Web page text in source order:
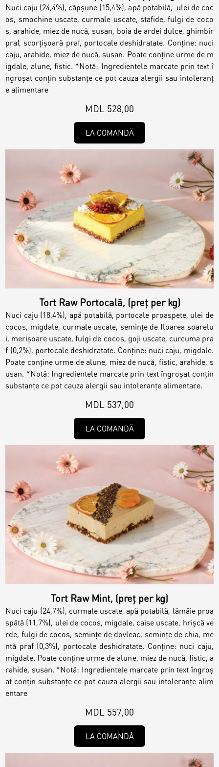
Nuci caju (24,4%), căpșune (15,4%), apă potabilă, ulei de coc
os, smochine uscate, curmale uscate, stafide, fulgi de coco
s, arahide, miez de nucă, susan, boia de ardei dulce, ghimbir
praf, scorțișoară praf, portocale deshidratate. Conține: nuci
caju, arahide, miez de nucă, susan. Poate conține urme de m
igdale, alune, fistic. *Notă: Ingredientele marcate prin text î
ngroșat conțin substanțe ce pot cauza alergii sau intoleranț
e alimentare
MDL 528,00
LA COMANDĂ
Tort Raw Portocală, (preț per kg)
Nuci caju (18,4%), apă potabilă, portocale proaspete, ulei de
cocos, migdale, curmale uscate, semințe de floarea soarelu
i, merişoare uscate, fulgi de cocos, goji uscate, curcuma pra
f (0,2%), portocale deshidratate. Conține: nuci caju, migdale.
Poate conține urme de alune, miez de nucă, fistic, arahide, s
usan. *Notă: Ingredientele marcate prin text îngroșat conțin
substanțe ce pot cauza alergii sau intoleranțe alimentare.
MDL 537,00
LA COMANDĂ
Tort Raw Mint, (preț per kg)
Nuci caju (24,7%), curmale uscate, apă potabilă, lămâie proa
spătă (11,7%), ulei de cocos, migdale, caise uscate, hrișcă ve
rde, fulgi de cocos, semințe de dovleac, semințe de chia, me
ntă praf (0,3%), portocale deshidratate. Conține: nuci caju,
migdale. Poate conține urme de alune, miez de nucă, fistic, a
rahide, susan. *Notă: Ingredientele marcate prin text îngroș
at conțin substanțe ce pot cauza alergii sau intoleranțe alim
entare
MDL 557,00
LA COMANDĂ